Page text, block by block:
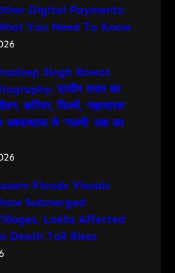
Digital Payments:
You Need To Know
Singh Rawat
प्रदीप रावत का
करियर, फिल्में, ‘महाभारत’
अश्वत्थामा से ‘गजनी’ तक का
Floods Visuals
Submerged
Lakhs Affected
Death Toll Rises